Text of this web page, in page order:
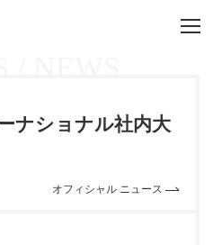
ナショナル社内大
オフィシャル ニュース